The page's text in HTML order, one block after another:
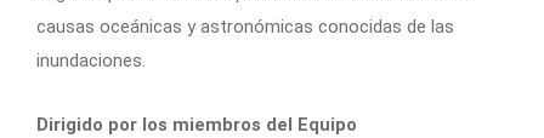
causas oceánicas y astronómicas conocidas de las
inundaciones.
Dirigido por los miembros del Equipo